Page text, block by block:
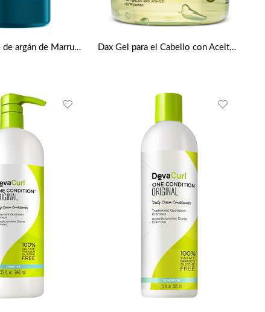
Champú aceite de argán de Marruecos bio por Herbal Essences Dax Gel para el Cabello con Aceite de Oliva de Eco Styler